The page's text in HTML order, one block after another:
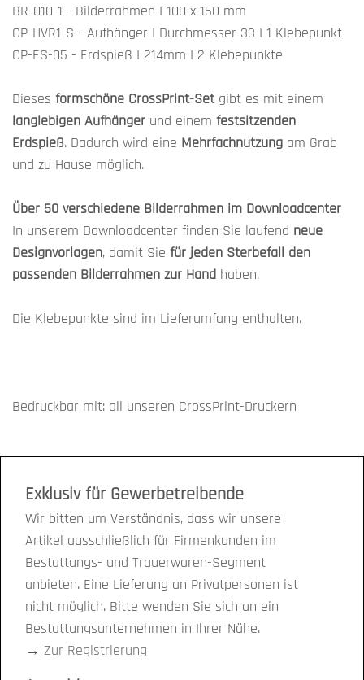
BR-010-1 - Bilderrahmen I 100 x 150 mm
CP-HVR1-S - Aufhänger I Durchmesser 33 I 1 Klebepunkt
CP-ES-05 - Erdspieß I 214mm I 2 Klebepunkte
Dieses formschöne CrossPrint-Setgibt es mit einem
langlebigen Aufhänger und einem festsitzenden
Erdspieß. Dadurch wird eine Mehrfachnutzung am Grab
und zu Hause möglich.
Über 50 verschiedene Bilderrahmen im Downloadcenter
In unserem Downloadcenter finden Sie laufend neue
Designvorlagen, damit Sie für jeden Sterbefall den
passenden Bilderrahmen zur Hand haben.
Die Klebepunkte sind im Lieferumfang enthalten.
Bedruckbar mit: all unseren CrossPrint-Druckern
Exklusiv für Gewerbetreibende
Wir bitten um Verständnis, dass wir unsere
Artikel ausschließlich für Firmenkunden im
Bestattungs- und Trauerwaren-Segment
anbieten. Eine Lieferung an Privatpersonen ist
nicht möglich. Bitte wenden Sie sich an ein
Bestattungsunternehmen in Ihrer Nähe.
→ Zur Registrierung